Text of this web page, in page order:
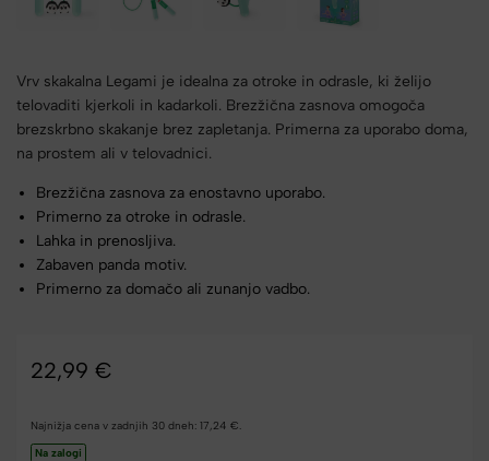
Vrv skakalna Legami je idealna za otroke in odrasle, ki želijo
telovaditi kjerkoli in kadarkoli. Brezžična zasnova omogoča
brezskrbno skakanje brez zapletanja. Primerna za uporabo doma,
na prostem ali v telovadnici.
Brezžična zasnova za enostavno uporabo.
Primerno za otroke in odrasle.
Lahka in prenosljiva.
Zabaven panda motiv.
Primerno za domačo ali zunanjo vadbo.
22,99 €
Najnižja cena v zadnjih 30 dneh: 17,24 €
Na zalogi